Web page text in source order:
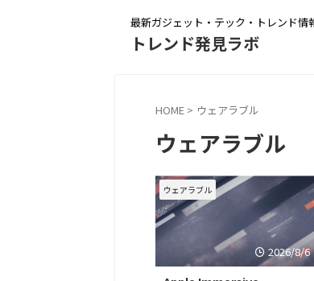
最新ガジェット・テック・トレンド情
トレンド発見ラボ
HOME > ウェアラブル
ウェアラブル
ウェアラブル
2026/8/6